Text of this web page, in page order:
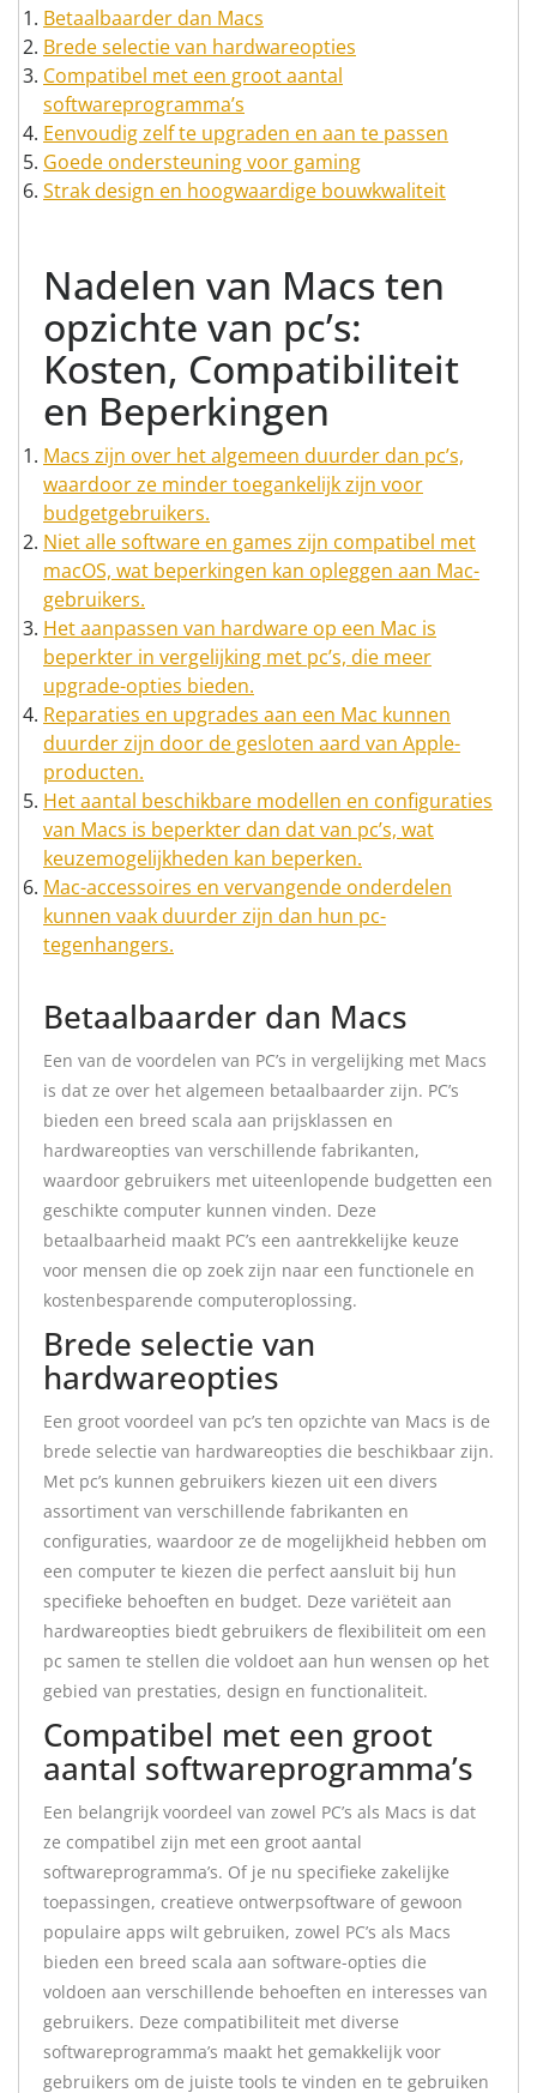
Betaalbaarder dan Macs
Brede selectie van hardwareopties
Compatibel met een groot aantal
softwareprogramma’s
Eenvoudig zelf te upgraden en aan te passen
Goede ondersteuning voor gaming
Strak design en hoogwaardige bouwkwaliteit
Nadelen van Macs ten
opzichte van pc’s:
Kosten, Compatibiliteit
en Beperkingen
Macs zijn over het algemeen duurder dan pc’s,
waardoor ze minder toegankelijk zijn voor
budgetgebruikers.
Niet alle software en games zijn compatibel met
macOS, wat beperkingen kan opleggen aan Mac-
gebruikers.
Het aanpassen van hardware op een Mac is
beperkter in vergelijking met pc’s, die meer
upgrade-opties bieden.
Reparaties en upgrades aan een Mac kunnen
duurder zijn door de gesloten aard van Apple-
producten.
Het aantal beschikbare modellen en configuraties
van Macs is beperkter dan dat van pc’s, wat
keuzemogelijkheden kan beperken.
Mac-accessoires en vervangende onderdelen
kunnen vaak duurder zijn dan hun pc-
tegenhangers.
Betaalbaarder dan Macs
Een van de voordelen van PC’s in vergelijking met Macs
is dat ze over het algemeen betaalbaarder zijn. PC’s
bieden een breed scala aan prijsklassen en
hardwareopties van verschillende fabrikanten,
waardoor gebruikers met uiteenlopende budgetten een
geschikte computer kunnen vinden. Deze
betaalbaarheid maakt PC’s een aantrekkelijke keuze
voor mensen die op zoek zijn naar een functionele en
kostenbesparende computeroplossing.
Brede selectie van
hardwareopties
Een groot voordeel van pc’s ten opzichte van Macs is de
brede selectie van hardwareopties die beschikbaar zijn.
Met pc’s kunnen gebruikers kiezen uit een divers
assortiment van verschillende fabrikanten en
configuraties, waardoor ze de mogelijkheid hebben om
een computer te kiezen die perfect aansluit bij hun
specifieke behoeften en budget. Deze variëteit aan
hardwareopties biedt gebruikers de flexibiliteit om een
pc samen te stellen die voldoet aan hun wensen op het
gebied van prestaties, design en functionaliteit.
Compatibel met een groot
aantal softwareprogramma’s
Een belangrijk voordeel van zowel PC’s als Macs is dat
ze compatibel zijn met een groot aantal
softwareprogramma’s. Of je nu specifieke zakelijke
toepassingen, creatieve ontwerpsoftware of gewoon
populaire apps wilt gebruiken, zowel PC’s als Macs
bieden een breed scala aan software-opties die
voldoen aan verschillende behoeften en interesses van
gebruikers. Deze compatibiliteit met diverse
softwareprogramma’s maakt het gemakkelijk voor
gebruikers om de juiste tools te vinden en te gebruiken